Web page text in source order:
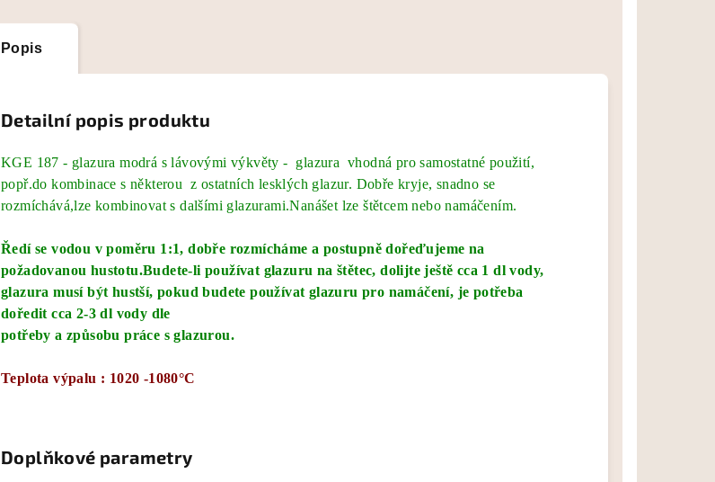
Popis
Detailní popis produktu
KGE 187 - glazura modrá s lávovými výkvěty - glazura vhodná pro samostatné použití,
popř.do kombinace s některou z ostatních lesklých glazur. Dobře kryje, snadno se
rozmíchává,lze kombinovat s dalšími glazurami.Nanášet lze štětcem nebo namáčením.
Ředí se vodou v poměru 1:1, dobře rozmícháme a postupně dořeďujeme na
požadovanou hustotu.Budete-li používat glazuru na štětec, dolijte ještě cca 1 dl vody,
glazura musí být hustší, pokud budete používat glazuru pro namáčení, je potřeba
doředit cca 2-3 dl vody dle
potřeby a způsobu práce s glazurou.
Teplota výpalu : 1020 -1080°C
Doplňkové parametry